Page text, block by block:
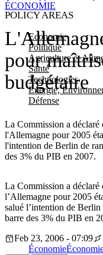
POLICY AREAS
Economie
Politique
Agriculture et
Santé
Technologies
Energie,
Défense
pour
budgétaire
La Commission a
l'Allemagne pour 2005
l'intention de Berlin de
des 3% du PIB en 2007.
ÉCONOMIE
La Commission a
l’Allemagne pour 2005
salué l’intention de Berlin
barre des 3% du PIB en
Feb 23, 2006 - 07:09
Économie